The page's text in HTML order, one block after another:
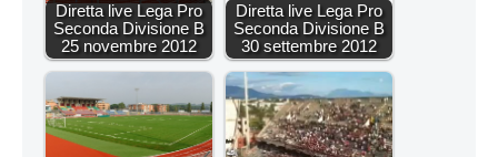
Diretta live Lega Pro
Seconda Divisione B
25 novembre 2012
Diretta live Lega Pro
Seconda Divisione B
30 settembre 2012